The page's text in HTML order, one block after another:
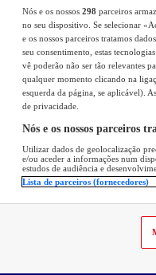
Nós e os nossos 298 parceiros
no seu dispositivo. Se selecionar
e os nossos parceiros tratamos
seu consentimento, estas
vê poderão não ser tão relevantes
qualquer momento clicando na
esquerda da página, se aplicável).
de privacidade.
Nós e os nossos parceiros
Utilizar dados de geolocalização
e/ou aceder a informações num
estudos de audiência e
Lista de parceiros (fornecedores)